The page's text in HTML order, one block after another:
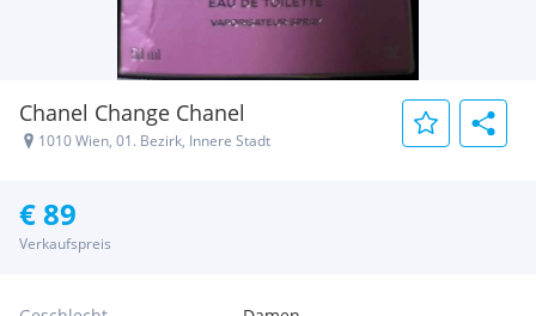
Chanel Change Chanel
1010 Wien, 01. Bezirk, Innere Stadt
€ 89
Verkaufspreis